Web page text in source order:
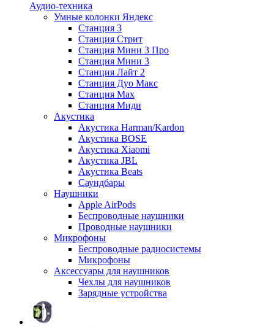
Аудио-техника
Умные колонки Яндекс
Станция 3
Станция Стрит
Станция Мини 3 Про
Станция Мини 3
Станция Лайт 2
Станция Дуо Макс
Станция Max
Станция Миди
Акустика
Акустика Harman/Kardon
Акустика BOSE
Акустика Xiaomi
Акустика JBL
Акустика Beats
Саундбары
Наушники
Apple AirPods
Беспроводные наушники
Проводные наушники
Микрофоны
Беспроводные радиосистемы
Микрофоны
Аксессуары для наушников
Чехлы для наушников
Зарядные устройства